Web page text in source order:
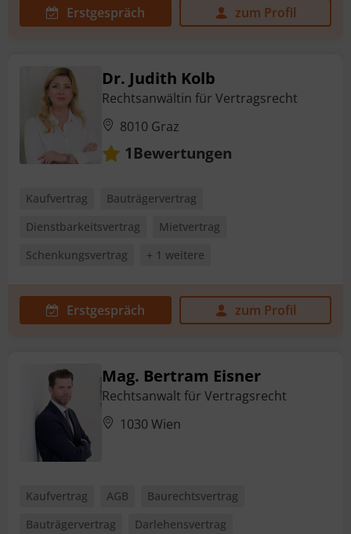
Erstgespräch zum Profil
Dr. Judith Kolb
Rechtsanwältin für Vertragsrecht
8010 Graz
1Bewertungen
Kaufvertrag
Bauträgervertrag
Dienstbarkeitsvertrag
Mietvertrag
Schenkungsvertrag
+ 1 weitere
Erstgespräch zum Profil
Mag. Bertram Eisner
Rechtsanwalt für Vertragsrecht
1030 Wien
Kaufvertrag AGB
Baurechtsvertrag
Bauträgervertrag
Darlehensvertrag